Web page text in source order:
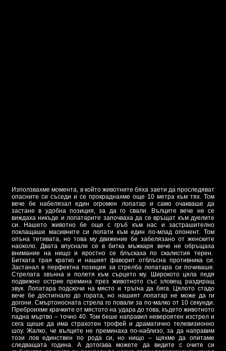
Използвахме момента, в който животните бяха заети да проследяват
опасните си съседи и се прокраднахме още 10 метра към тях. Том
вече бе набелязал един огромен лопатар и само очакваше да
застане в удобна позиция, за да го свали. Вълците вече не се
виждаха никъде и лопатарите започваха да се връщат към дуелите
си. Нашето животно бе още с гръб към нас и застрашително
поклащаше масивните си лопати към един по-млад опонент. Том
опъна тетивата, но това му движение бе забелязано от женските
наоколо. Двата впуснали се в битка мъжкаря вече не обръщаха
внимание на нищо и яростно се блъскаха по скалистия терен.
Битката трая кратко и нашият фаворит отблъсна противника си.
Застанал в перфектна позиция за стрелба лопатара си почиваше.
Стрелата звънна и полетя към сърцето му. Широкото цяла педя
подвижно острие премина през животното със зловещ раздиращ
звук. Лопатара подскочи на място и тръгна да бяга. Цялото стадо
вече бе достигнало до гората, но нашият лопатар не може да ги
догони. Смъртоносната стрела го повали за по-малко от 10 секунди.
Преброихме крачките от мястото на удара до това, където животното
падна мъртво – точно 40. Том беше направил невероятен изстрел и
сега щеше да има страхотен трофей и драматично телевизионно
шоу. Жалко, че вълците не преминаха по-наблизо, за да направим
този лов единствен по рода си, но нищо – щяхме да опитаме
следващата година. А дотогава можете да видите с очите си